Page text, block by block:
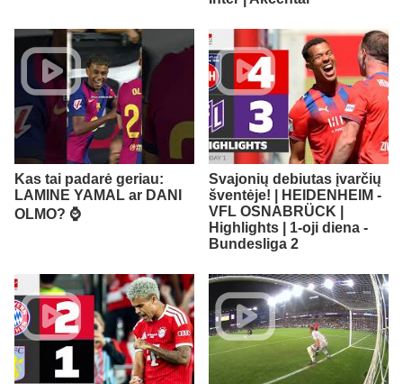
Kas tai padarė geriau:
LAMINE YAMAL ar DANI
OLMO? ⌚️
Svajonių debiutas įvarčių
šventėje! | HEIDENHEIM -
VFL OSNABRÜCK |
Highlights | 1-oji diena -
Bundesliga 2